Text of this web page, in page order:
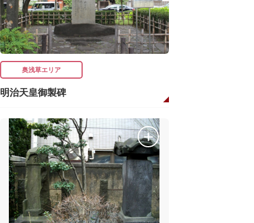
奥浅草エリア
明治天皇御製碑